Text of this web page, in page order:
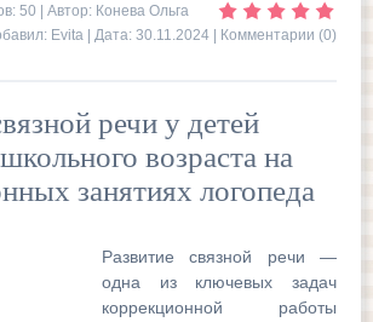
50 | Автор: Конева Ольга
Evita | Дата: 30.11.2024 Комментарии (0)
речи у детей
возраста на
занятиях логопеда
Развитие связной речи —
одна из ключевых задач
коррекционной работы